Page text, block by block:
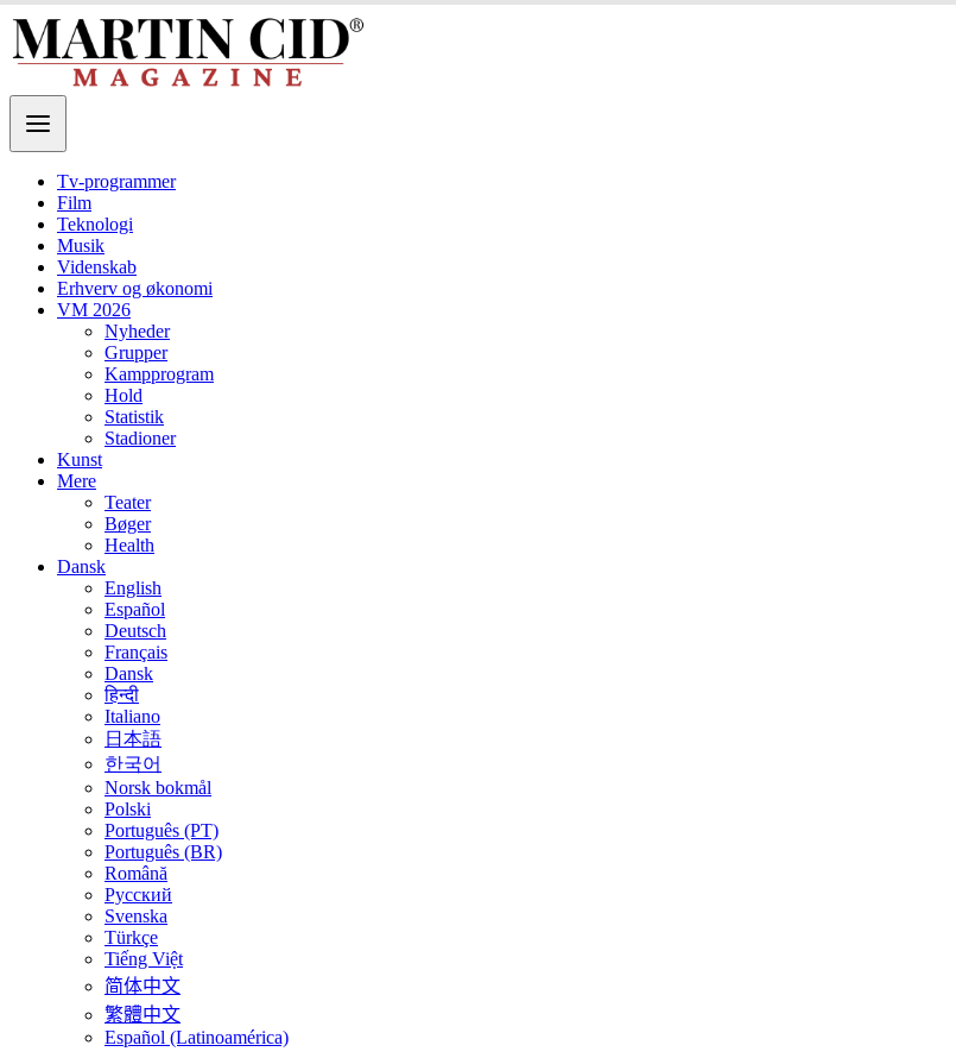
Tv-programmer
Film
Teknologi
Musik
Videnskab
Erhverv og økonomi
VM 2026
Nyheder
Grupper
Kampprogram
Hold
Statistik
Stadioner
Kunst
Mere
Teater
Bøger
Health
Dansk
English
Español
Deutsch
Français
Dansk
हिन्दी
Italiano
日本語
한국어
Norsk bokmål
Polski
Português (PT)
Português (BR)
Română
Русский
Svenska
Türkçe
Tiếng Việt
简体中文
繁體中文
Español (Latinoamérica)